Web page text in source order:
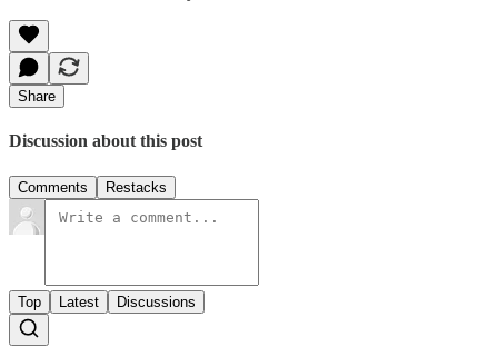
Share
Discussion about this post
Comments Restacks
Top Latest Discussions